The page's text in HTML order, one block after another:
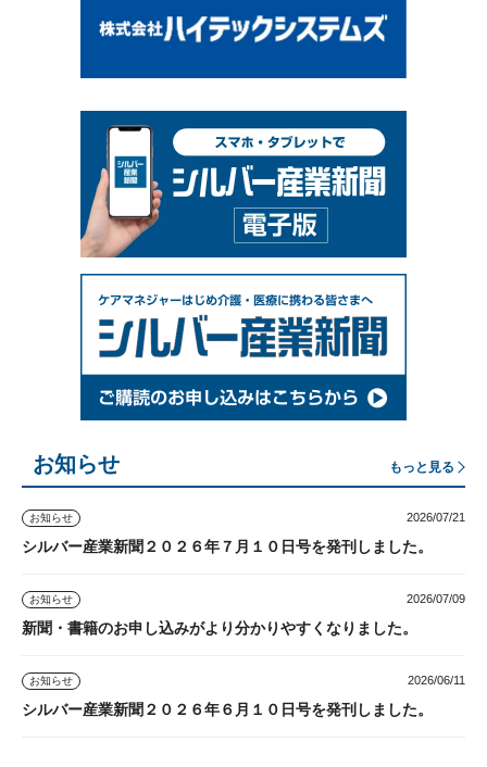
お知らせ もっと見る
お知らせ 2026/07/21
シルバー産業新聞２０２６年７月１０日号を発刊しました。
お知らせ 2026/07/09
新聞・書籍のお申し込みがより分かりやすくなりました。
お知らせ 2026/06/11
シルバー産業新聞２０２６年６月１０日号を発刊しました。